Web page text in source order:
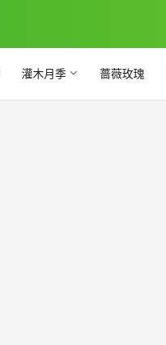
灌木月季 蔷薇玫瑰